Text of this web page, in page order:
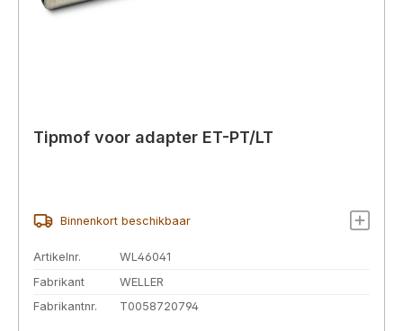
Tipmof voor adapter ET-PT/LT
Binnenkort beschikbaar
Artikelnr.
WL46041
Fabrikant
WELLER
Fabrikantnr.
T0058720794